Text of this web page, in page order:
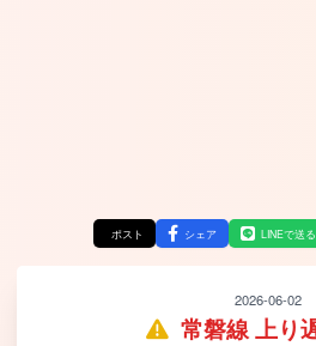
ポスト シェア LINEで送る
2026-06-02
常磐線 上り